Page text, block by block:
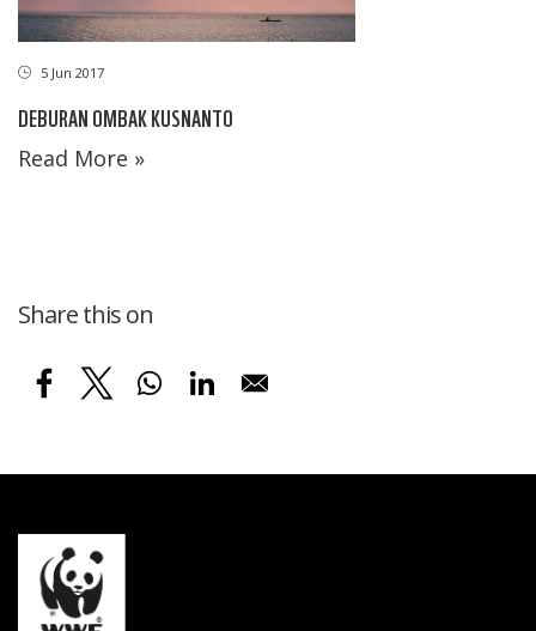
5 Jun 2017
DEBURAN OMBAK KUSNANTO
Read More »
Share this on